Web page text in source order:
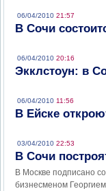
06/04/2010 21:57
В Сочи
06/04/2010 20:16
Экклстоун: в
06/04/2010 11:56
В Ейске
03/04/2010 22:53
В Сочи
В Москве подписано
бизнесменом